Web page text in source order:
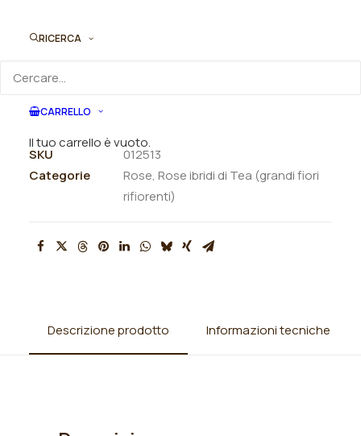
RICERCA
CARRELLO
Il tuo carrello è vuoto.
quantità
SKU
012513
Categorie
Rose, Rose ibridi di Tea (grandi fiori
rifiorenti)
Descrizione prodotto Informazioni tecniche